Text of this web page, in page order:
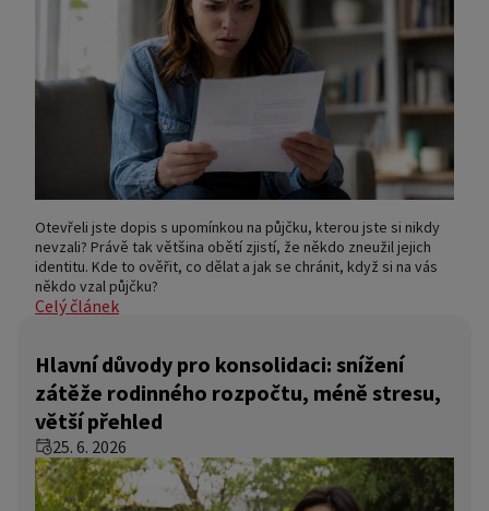
Otevřeli jste dopis s upomínkou na půjčku, kterou jste si nikdy
nevzali? Právě tak většina obětí zjistí, že někdo zneužil jejich
identitu. Kde to ověřit, co dělat a jak se chránit, když si na vás
někdo vzal půjčku?
Celý článek
Hlavní důvody pro konsolidaci: snížení
zátěže rodinného rozpočtu, méně stresu,
větší přehled
25. 6. 2026